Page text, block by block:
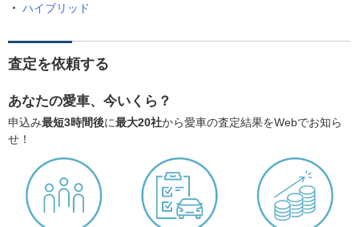
ハイブリッド
査定を依頼する
あなたの愛車、今いくら？
申込み最短3時間後に最大20社から愛車の査定結果をWebでお知ら
せ！